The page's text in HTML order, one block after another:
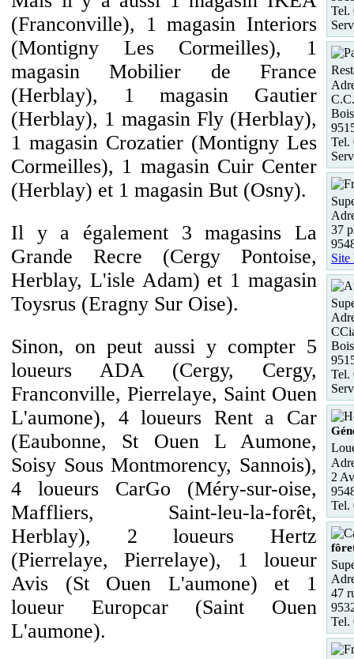
(Franconville), 1 magasin Interiors
(Montigny Les Cormeilles), 1
magasin Mobilier de France
(Herblay), 1 magasin Gautier
(Herblay), 1 magasin Fly (Herblay),
1 magasin Crozatier (Montigny Les
Cormeilles), 1 magasin Cuir Center
(Herblay) et 1 magasin But (Osny).
Il y a également 3 magasins La
Grande Recre (Cergy Pontoise,
Herblay, L'isle Adam) et 1 magasin
Toysrus (Eragny Sur Oise).
Sinon, on peut aussi y compter 5
loueurs ADA (Cergy, Cergy,
Franconville, Pierrelaye, Saint Ouen
L'aumone), 4 loueurs Rent a Car
(Eaubonne, St Ouen L Aumone,
Soisy Sous Montmorency, Sannois),
4 loueurs CarGo (Méry-sur-oise,
Maffliers, Saint-leu-la-forêt,
Herblay), 2 loueurs Hertz
(Pierrelaye, Pierrelaye), 1 loueur
Avis (St Ouen L'aumone) et 1
loueur Europcar (Saint Ouen
L'aumone).
Tel.
Tel.
37
Site
Tel.
2
Tel.
47
Tel.